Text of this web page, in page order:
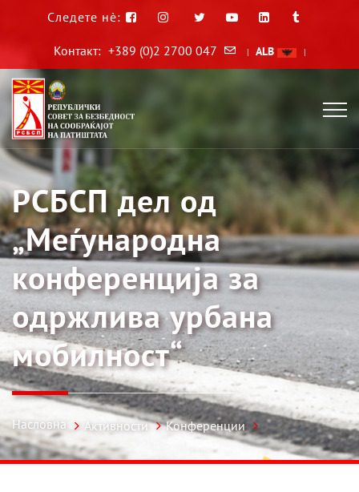
Следете нè:
Контакт: +389 (0)2 2700 047 | ALB |
РСБСП дел од
„Меѓународна
конференција за
одржлива урбана
мобилност“
Насловна Активности Конференции